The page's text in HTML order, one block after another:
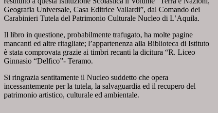
Geografia Universale, Casa Editrice Vallardi”, dal Comando dei
Carabinieri Tutela del Patrimonio Culturale Nucleo di L’Aquila.
Il libro in questione, probabilmente trafugato, ha molte pagine
mancanti ed altre ritagliate; l’appartenenza alla Biblioteca di Istituto
è stata comprovata grazie ai timbri recanti la dicitura “R. Liceo
Ginnasio “Delfico”- Teramo.
Si ringrazia sentitamente il Nucleo suddetto che opera
incessantemente per la tutela, la salvaguardia ed il recupero del
patrimonio artistico, culturale ed ambientale.